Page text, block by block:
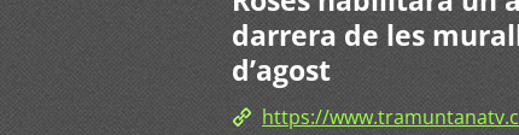
darrera de les
d’agost
https://